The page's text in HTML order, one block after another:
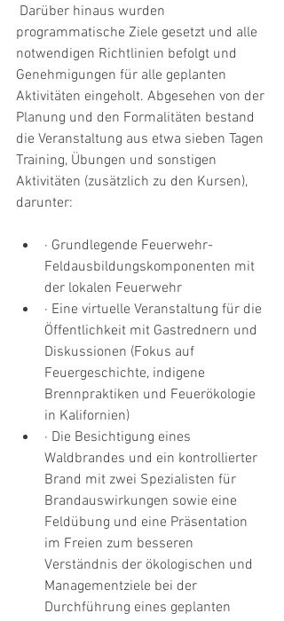
programmatische Ziele gesetzt und alle
notwendigen Richtlinien befolgt und
Genehmigungen für alle geplanten
Aktivitäten eingeholt. Abgesehen von der
Planung und den Formalitäten bestand
die Veranstaltung aus etwa sieben Tagen
Training, Übungen und sonstigen
Aktivitäten (zusätzlich zu den Kursen),
darunter:
· Grundlegende Feuerwehr-
Feldausbildungskomponenten mit
der lokalen Feuerwehr
· Eine virtuelle Veranstaltung für die
Öffentlichkeit mit Gastrednern und
Diskussionen (Fokus auf
Feuergeschichte, indigene
Brennpraktiken und Feuerökologie
in Kalifornien)
· Die Besichtigung eines
Waldbrandes und ein kontrollierter
Brand mit zwei Spezialisten für
Brandauswirkungen sowie eine
Feldübung und eine Präsentation
im Freien zum besseren
Verständnis der ökologischen und
Managementziele bei der
Durchführung eines geplanten